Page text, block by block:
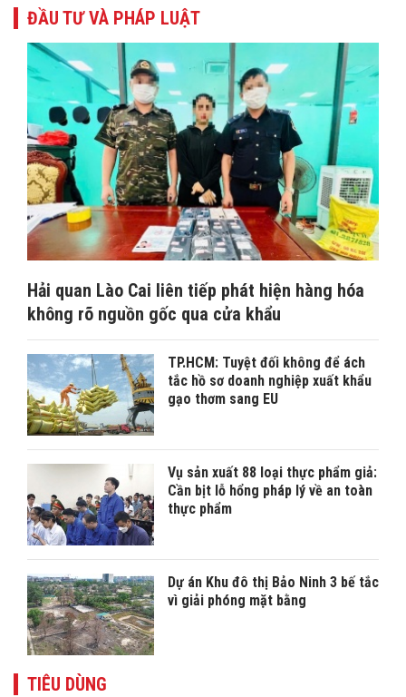
ĐẦU TƯ VÀ PHÁP LUẬT
Hải quan Lào Cai liên tiếp phát hiện hàng hóa
không rõ nguồn gốc qua cửa khẩu
TP.HCM: Tuyệt đối không để ách
tắc hồ sơ doanh nghiệp xuất khẩu
gạo thơm sang EU
Vụ sản xuất 88 loại thực phẩm giả:
Cần bịt lỗ hổng pháp lý về an toàn
thực phẩm
Dự án Khu đô thị Bảo Ninh 3 bế tắc
vì giải phóng mặt bằng
TIÊU DÙNG